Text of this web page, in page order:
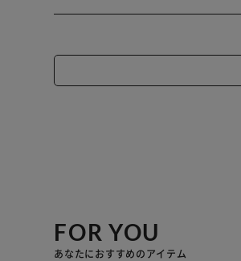
FOR YOU
あなたにおすすめのアイテム